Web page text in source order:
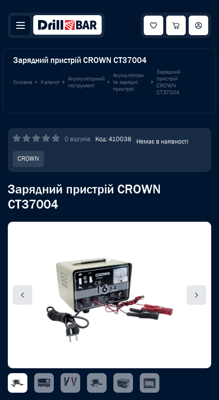
Зарядний пристрій CROWN CT37004
Головна Каталог
Акумуляторний
інструмент
Акумулятори
та зарядні
пристрої
Зарядний
пристрій
CROWN
CT37004
0 відгуків Код: 410038 Немає в наявності
CROWN
Зарядний пристрій CROWN
CT37004